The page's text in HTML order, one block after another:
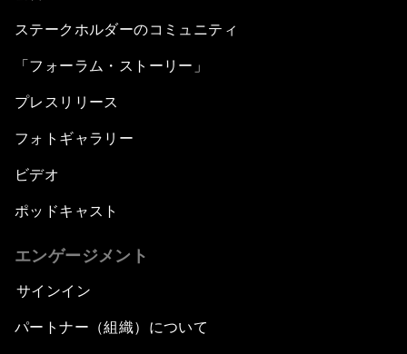
ステークホルダーのコミュニティ
「フォーラム・ストーリー」
プレスリリース
フォトギャラリー
ビデオ
ポッドキャスト
エンゲージメント
サインイン
パートナー（組織）について